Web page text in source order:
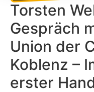
Torsten
Gespräch
Union der
Koblenz –
erster